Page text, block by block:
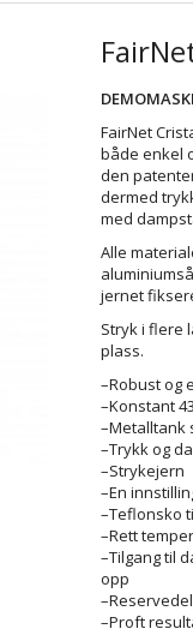
FairNet
både enkel
den
dermed
med
Alle
jernet
Stryk i flere
–Robust og
–Konstant
–Metalltank
–Trykk og
–Strykejern
–En
–Teflonsko
–Rett
–Tilgang til
opp